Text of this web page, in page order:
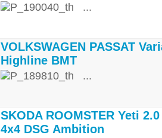
...
VOLKSWAGEN PASSAT
Highline BMT
...
SKODA ROOMSTER Yeti
4x4 DSG Ambition